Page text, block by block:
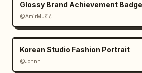
Glossy Brand Achievement Badge
@AmirMušić
Korean Studio Fashion Portrait
@Johnn